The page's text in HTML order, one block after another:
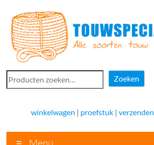
naar
inhoud
Touwspecialist.nl
voor
Zoeken
Zoeken
winkelwagen | proefstuk |verzenden
Menu